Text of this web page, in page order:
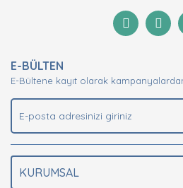
E-BÜLTEN
E-Bültene kayıt olarak
KURUMSAL